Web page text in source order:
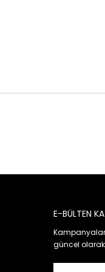
E-BÜLTEN
güncel